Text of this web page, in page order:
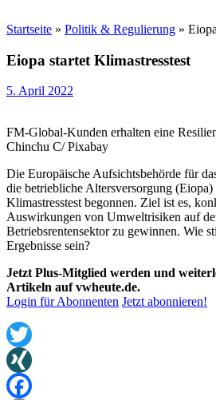
Startseite » Politik & Regulierung »
Eiopa startet Klimastresstest
5. April 2022
FM-Global-Kunden erhalten eine
Chinchu C/ Pixabay
Die Europäische Aufsichtsbehörde für
die betriebliche Altersversorgung (Eiopa)
Klimastresstest begonnen. Ziel ist es,
Auswirkungen von Umweltrisiken auf
Betriebsrentensektor zu gewinnen. Wie
Ergebnisse sein?
Jetzt Plus-Mitglied werden und
Artikeln auf vwheute.de.
Login für Abonnenten Jetzt abonnieren!
Twitter
XING